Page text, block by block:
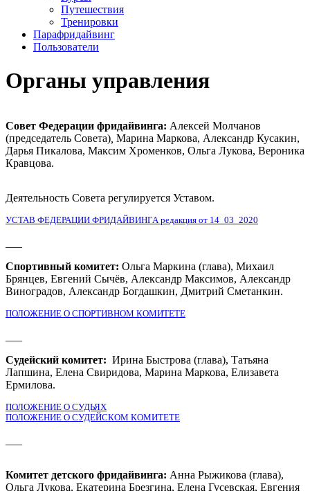
Путешествия
Тренировки
Парафридайвинг
Пользователи
Органы управления
Совет Федерации фридайвинга: Алексей Молчанов
(председатель Совета) Марина Маркова, Александр Кусакин,
Дарья Пикалова, Максим Хроменков, Ольга Лукова, Вероника
Кравцова.
Деятельность Совета регулируется Уставом.
УСТАВ ФЕДЕРАЦИИ ФРИДАЙВИНГА редакция от 14_03_2020
Спортивный комитет: Ольга Маркина (глава), Михаил
Брянцев, Евгений Сычёв, Александр Максимов, Александр
Виноградов, Александр Богдашкин, Дмитрий Сметанкин.
ПОЛОЖЕНИЕ О СПОРТИВНОМ КОМИТЕТЕ
Судейский комитет: Ирина Быстрова (глава), Татьяна
Лапшина, Елена Свиридова, Марина Маркова, Елизавета
Ермилова.
ПОЛОЖЕНИЕ О СУДЬЯХ
ПОЛОЖЕНИЕ О СУДЕЙСКОМ КОМИТЕТЕ
Комитет детского фридайвинга: Анна Рыжикова (глава),
Ольга Лукова, Екатерина Брезгина, Елена Гусевская, Евгения